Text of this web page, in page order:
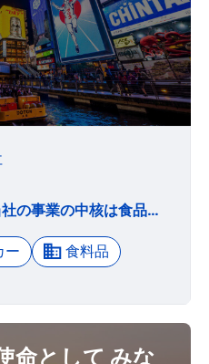
第一．企業の道本業 当社の事業の中核は食品とする。食品を開発し、生産し、探求し、販売する。 成長拡大 当社グループの進化と当社グループに働く社員の幸福は、当社グループが永遠に成長拡大していく過程に実現する。成長拡大目標を設定し、戦略戦術を駆使し続ける。 創造 企業活動の創造とは、差別化、No.1の達成、付加価値の発見を継続し続ける力である。それは市場に新鮮な驚きを与えるものである。 無限大の市場に切り込む切り口の発見や、他社に追随しない新製品づくり、自分達のアイディア、知恵、工夫が反映された機械、設備、ラインづくり。そして文化、芸術を愛する人間づくりだ。 リエンジニアリング 修正することではなく、捨て去ること。白紙でやり直すこと、再出発。野武士のごとく、不連続思考で劇的な変化をもたらせなければ、活力漲る企業として生き残ることはない。 発信 生き生きとした情報が、お客さまの声が、工場現場の提案が、時代の風音が四六時中社内に還元され、会社の思想、理念が社会に向って表明され続けて、企業と社会が相互主義で未来へ結ばれる。 共感＝共生 企業は個の集合体である。一人一人が集団の中の役割を自覚し、与えられた職務に修練を積み、リーダーの示す方向に持てる能力を発揮出来れば、企業の祝祭が生まれる。 第二．企業大方針 コア・コンピタンス（核の力） 重点主義、集中、差別化を標榜し、ナンバーワン、オンリーワンをたくさん作り磨きあげる。そして存在意義を明確に持つ。 カスタマー・フォーカス（お客様第一主義） 会社の真の支配者はお客様である。我社グループの存亡はお客様の手に委ねられている。社内の体制が全べてお客様に向って開かれていなければならない。 スピード（速さ） IT化とは革新的なスピード化ということだ。スピード化とは心と頭の中で決まる。優先順位の決定とスケジューリング（計画表の作成）と今すぐ立ち上がる行動力だ。今日出来ることは明日に延ばすな。たった今始めよ。 マネジメント・バイ・ワンダリング・アラウンド （経営は歩き回りながら） 得意先を、市場を、工場を、他工場を歩き廻る。自分の目で見、耳で聞き、肌で感じ、思考しながら歩き廻れ。現場は宝の山だ。金鉱を掘り当てよ。開拓者精神で未知と遭遇せよ。 第三．今年の指針 「黎明」（令和2年度） 黎明〜新時代、海神ポセイドンの力〜 ポセイドンはギリシャ神話の海、また泉・地震・馬の神。最高神ゼウスに次ぐ圧倒的な強さを誇る。三叉の矛を武器とし、海洋の全てを支配し、全大陸すらポセイドンの力によって支えられている。この武器を使えば、容易く嵐や津波を引き起こし、大陸をも沈ませることができる上に、万物を木端微塵に砕くことが出来る。 その神殿はギリシャスニオン岬に紀元前5世紀半ば、ペルシャ戦争に勝利したアテネの最高指導者ペリクレスによって建造された。彼はポセイドン神殿などの公共工事に積極的に資金を投入し、アテネに史上最大の繁栄をもたらした。 ポセイドン神殿を描く日展最高賞受賞画家村居正之は青の色使いが独自の世界観を造り上げ、自身のギリシャ作品に「黎明」のタイトルを冠している。
ー 食料品
命として みな